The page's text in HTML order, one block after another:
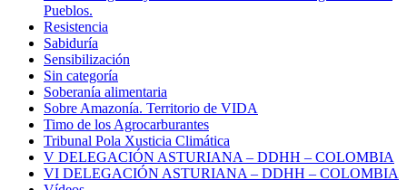
Pueblos.
Resistencia
Sabiduría
Sensibilización
Sin categoría
Soberanía alimentaria
Sobre Amazonía. Territorio de VIDA
Timo de los Agrocarburantes
Tribunal Pola Xusticia Climática
V DELEGACIÓN ASTURIANA – DDHH – COLOMBIA
VI DELEGACIÓN ASTURIANA – DDHH – COLOMBIA